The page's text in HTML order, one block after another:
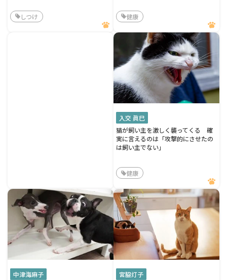
しつけ 健康
入交 眞巳
猫が飼い主を激しく襲ってくる 確
実に言えるのは「攻撃的にさせたの
は飼い主でない」
健康
中津海麻子
宮脇灯子